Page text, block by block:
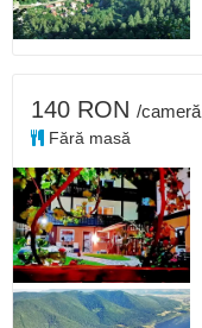
140 RON /cameră
Fără masă